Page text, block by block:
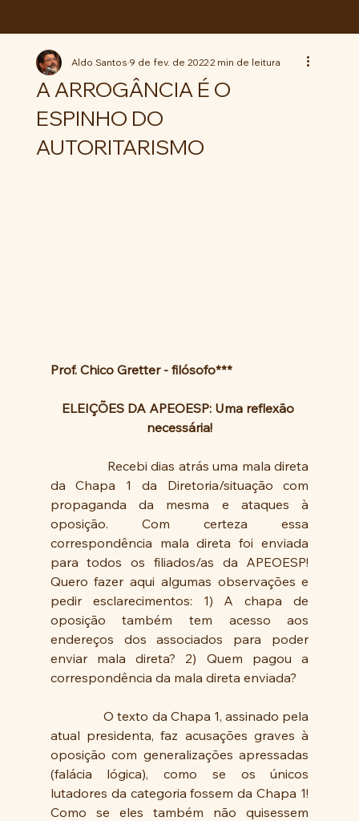
A ARROGÂNCIA É O
ESPINHO DO
AUTORITARISMO
Aldo Santos9 de fev. de 20222 min de leitura
Prof. Chico Gretter - filósofo***
ELEIÇÕES DA APEOESP: Uma reflexão
necessária!
da Chapa 1 da Diretoria/situação com
propaganda da mesma e ataques à
oposição. Com certeza essa
correspondência mala direta foi enviada
para todos os filiados/as da APEOESP!
Quero fazer aqui algumas observações e
pedir esclarecimentos: 1) A chapa de
oposição também tem acesso aos
endereços dos associados para poder
enviar mala direta? 2) Quem pagou a
correspondência da mala direta enviada?
                O texto da Chapa 1, assinado pela
atual presidenta, faz acusações graves à
oposição com generalizações apressadas
(falácia lógica), como se os únicos
lutadores da categoria fossem da Chapa 1!
Como se eles também não quisessem